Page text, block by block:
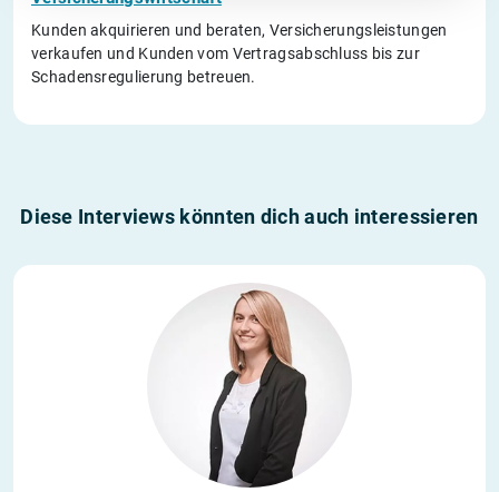
Kunden akquirieren und beraten, Versicherungsleistungen
verkaufen und Kunden vom Vertragsabschluss bis zur
Schadensregulierung betreuen.
Diese Interviews könnten dich auch interessieren